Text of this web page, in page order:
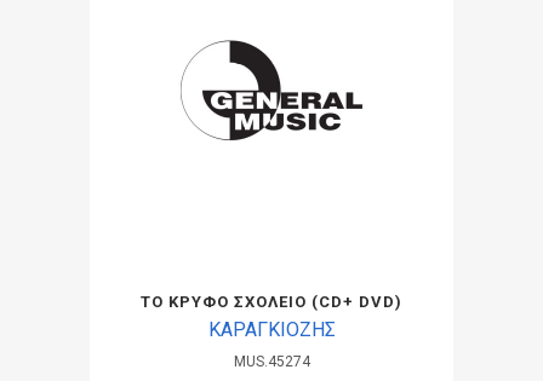
ΤΟ ΚΡΥΦΟ ΣΧΟΛΕΙΟ (CD+ DVD)
ΚΑΡΑΓΚΙΟΖΗΣ
MUS.45274